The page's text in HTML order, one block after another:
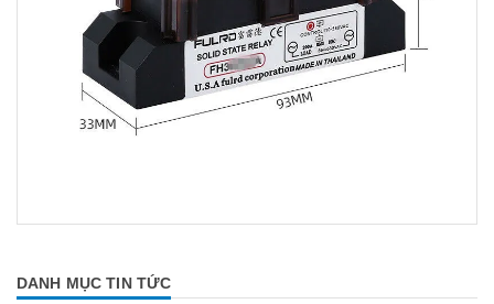
DANH MỤC TIN TỨC